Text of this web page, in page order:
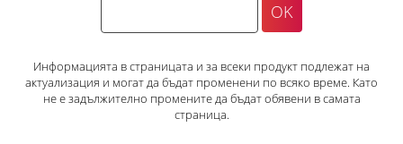
Информацията в страницата и за всеки продукт подлежат на
актуализация и могат да бъдат променени по всяко време. Като
не е задължително промените да бъдат обявени в самата
страница.